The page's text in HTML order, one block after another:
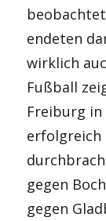
endeten
wirklich
Fußball
Freiburg in
erfolgreich
gegen
gegen